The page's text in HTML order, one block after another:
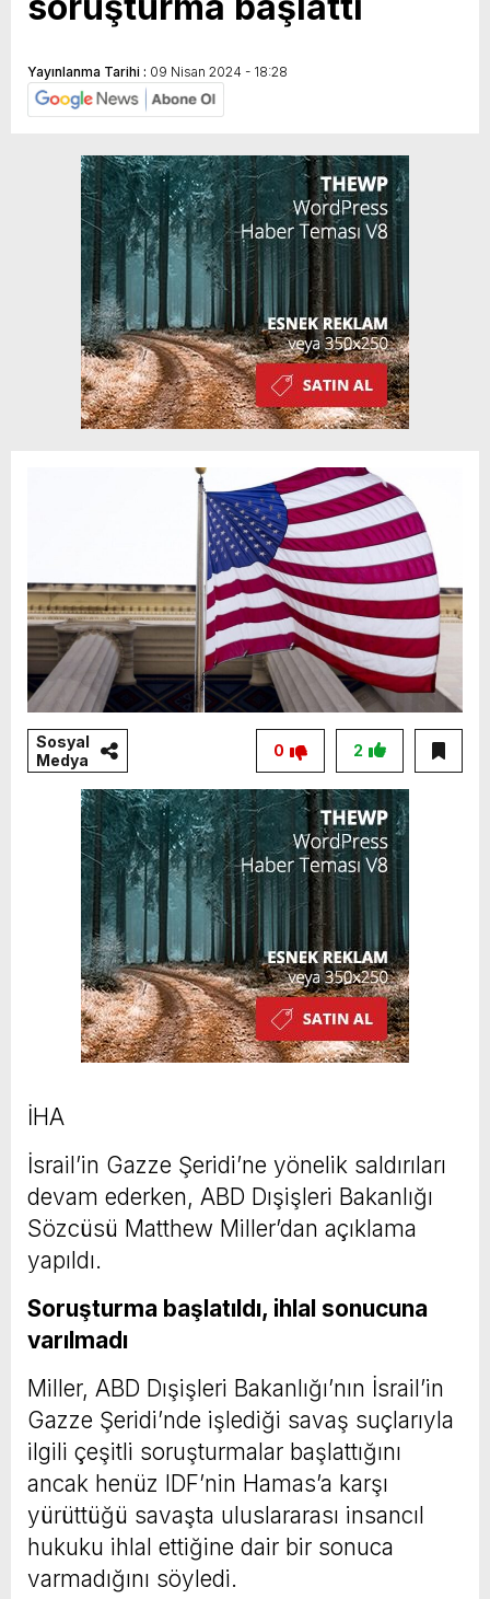
Yayınlanma Tarihi : 09 Nisan 2024 - 18:28
Sosyal
Medya
2
0
İHA
İsrail’in Gazze Şeridi’ne yönelik saldırıları
devam ederken, ABD Dışişleri Bakanlığı
Sözcüsü Matthew Miller’dan açıklama
yapıldı.
Soruşturma başlatıldı, ihlal sonucuna
varılmadı
Miller, ABD Dışişleri Bakanlığı’nın İsrail’in
Gazze Şeridi’nde işlediği savaş suçlarıyla
ilgili çeşitli soruşturmalar başlattığını
ancak henüz IDF’nin Hamas’a karşı
yürüttüğü savaşta uluslararası insancıl
hukuku ihlal ettiğine dair bir sonuca
varmadığını söyledi.